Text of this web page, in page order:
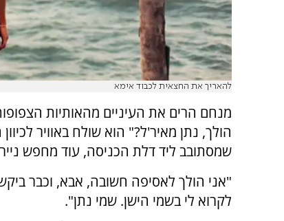
להאריך את החצאית לכבוד אימא
מנחם הרים את העיניים מהאותיות
הולך, נתן מאיר'ל?" הוא שולח באוויר
שמסתובב ליד דלת הכניסה, עוד מחפש
"אני הולך לאסיפה חשובה, אבא, וכבר
לקרוא לי בשמי הישן. שמי נתן".